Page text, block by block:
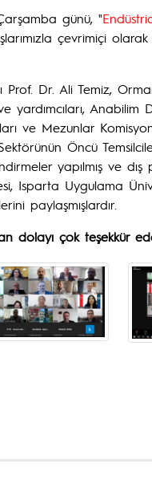
günü, "
çevrimiçi olarak
Prof. Dr. Ali Temiz,
Anabilim
ve Mezunlar
Öncü
yapılmış ve dış
Isparta Uygulama
paylaşmışlardır.
dolayı çok teşekkür